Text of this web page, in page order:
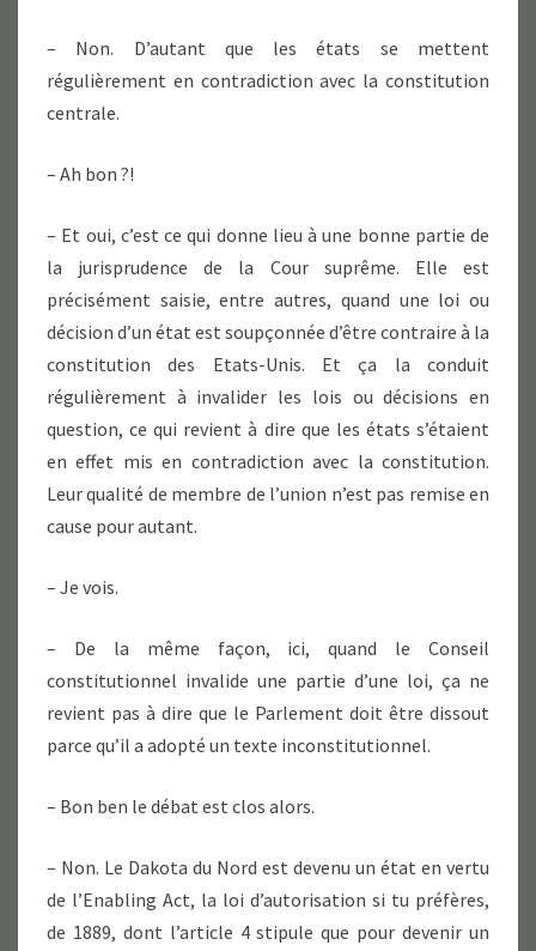
– Non. D’autant que les états se mettent
régulièrement en contradiction avec la constitution
centrale.
– Ah bon ?!
– Et oui, c’est ce qui donne lieu à une bonne partie de
la jurisprudence de la Cour suprême. Elle est
précisément saisie, entre autres, quand une loi ou
décision d’un état est soupçonnée d’être contraire à la
constitution des Etats-Unis. Et ça la conduit
régulièrement à invalider les lois ou décisions en
question, ce qui revient à dire que les états s’étaient
en effet mis en contradiction avec la constitution.
Leur qualité de membre de l’union n’est pas remise en
cause pour autant.
– Je vois.
– De la même façon, ici, quand le Conseil
constitutionnel invalide une partie d’une loi, ça ne
revient pas à dire que le Parlement doit être dissout
parce qu’il a adopté un texte inconstitutionnel.
– Bon ben le débat est clos alors.
– Non. Le Dakota du Nord est devenu un état en vertu
de l’Enabling Act, la loi d’autorisation si tu préfères,
de 1889, dont l’article 4 stipule que pour devenir un